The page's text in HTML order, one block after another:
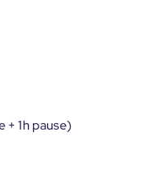
+ 1h pause)